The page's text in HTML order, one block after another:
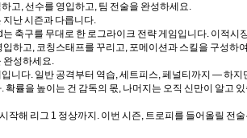
고, 선수를 영입하고, 팀 전술을 완성하세요.
지난 시즌과 다릅니다.
축구를 무대로 한 로그라이크 전략 게임입니다. 이적시
입하고, 코칭스태프를 꾸리고, 포메이션과 스킬을 구성하
완성하세요.
니다. 일반 공격부터 역습, 세트피스, 페널티까지 — 하지
확률을 높이는 건 감독의 몫, 나머지는 오직 신만이 알고 있
작해 리그 1 정상까지. 이번 시즌, 트로피를 들어올릴 전술